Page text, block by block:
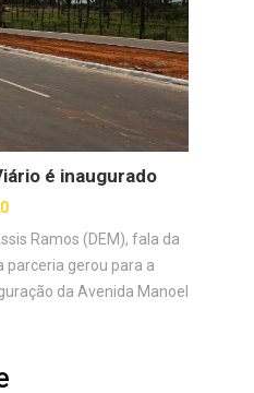
é inaugurado
Ramos (DEM), fala da
parceria gerou para a
da Avenida Manoel